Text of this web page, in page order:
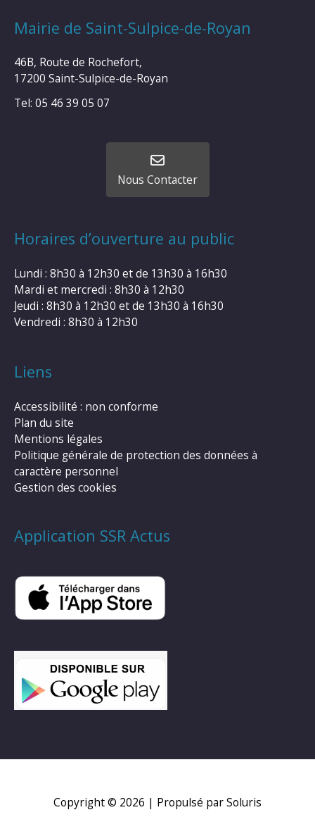
Mairie de Saint-Sulpice-de-Royan
46B, Route de Rochefort,
17200 Saint-Sulpice-de-Royan
Tel: 05 46 39 05 07
Nous Contacter
Horaires d’ouverture au public
Lundi : 8h30 à 12h30 et de 13h30 à 16h30
Mardi et mercredi : 8h30 à 12h30
Jeudi : 8h30 à 12h30 et de 13h30 à 16h30
Vendredi : 8h30 à 12h30
Liens
Accessibilité : non conforme
Plan du site
Mentions légales
Politique générale de protection des données à
caractère personnel
Gestion des cookies
Application SSR Actus
Copyright © 2026 | Propulsé par Soluris